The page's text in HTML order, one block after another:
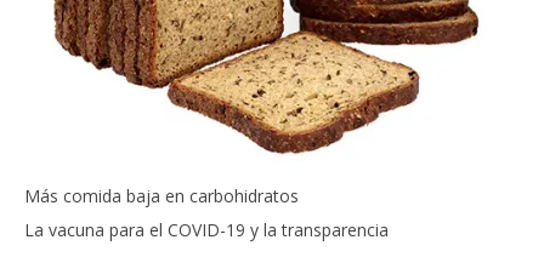
Más comida baja en carbohidratos
La vacuna para el COVID-19 y la transparencia